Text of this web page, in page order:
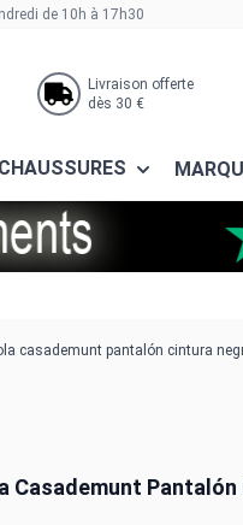
de 10h à 17h30
Livraison offerte
dès 30 €
CHAUSSURES
casademunt pantalón cintura
Casademunt